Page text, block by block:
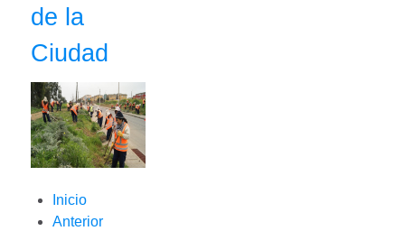
de la
Ciudad
Inicio
Anterior